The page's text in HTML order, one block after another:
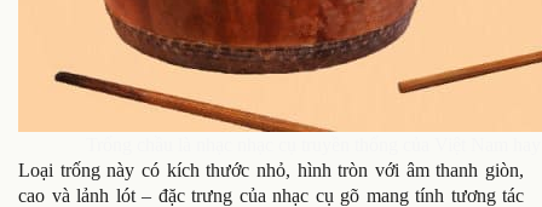
Loại trống này có kích thước nhỏ, hình tròn với âm thanh giòn,
cao và lảnh lót – đặc trưng của nhạc cụ gõ mang tính tương tác